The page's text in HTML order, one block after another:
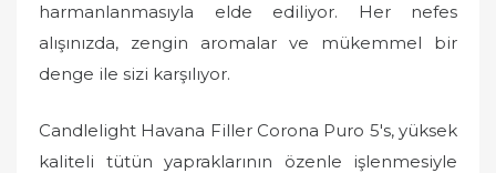
harmanlanmasıyla elde ediliyor. Her nefes
alışınızda, zengin aromalar ve mükemmel bir
denge ile sizi karşılıyor.
Candlelight Havana Filler Corona Puro 5's, yüksek
kaliteli tütün yapraklarının özenle işlenmesiyle